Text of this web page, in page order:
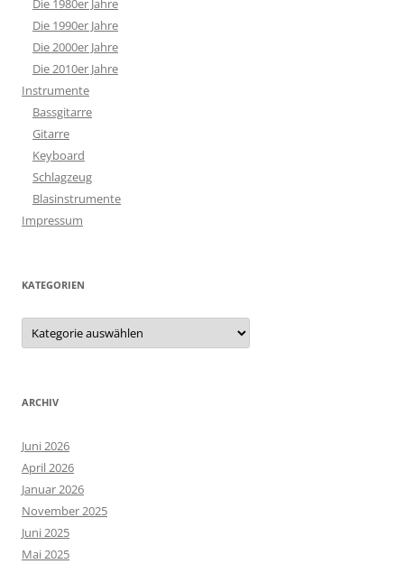
Die 1980er Jahre
Die 1990er Jahre
Die 2000er Jahre
Die 2010er Jahre
Instrumente
Bassgitarre
Gitarre
Keyboard
Schlagzeug
Blasinstrumente
Impressum
KATEGORIEN
Kategorien
ARCHIV
Juni 2026
April 2026
Januar 2026
November 2025
Juni 2025
Mai 2025